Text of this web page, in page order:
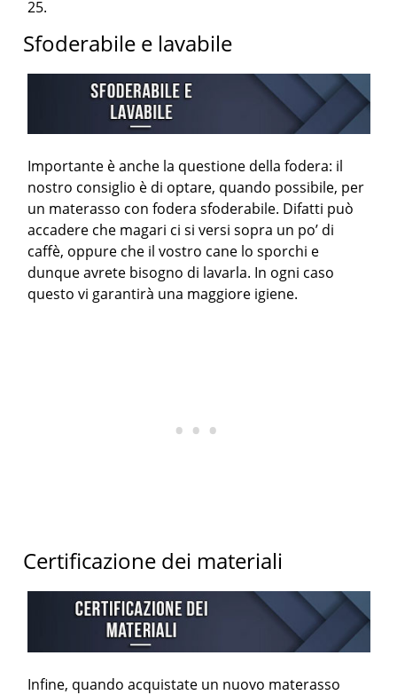
25.
Sfoderabile e lavabile
Importante è anche la questione della fodera: il
nostro consiglio è di optare, quando possibile, per
un materasso con fodera sfoderabile. Difatti può
accadere che magari ci si versi sopra un po’ di
caffè, oppure che il vostro cane lo sporchi e
dunque avrete bisogno di lavarla. In ogni caso
questo vi garantirà una maggiore igiene.
Certificazione dei materiali
Infine, quando acquistate un nuovo materasso